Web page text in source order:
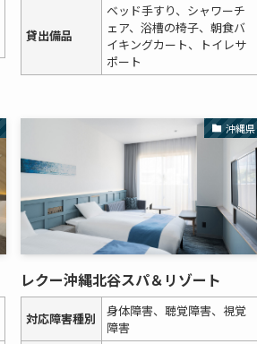
貸出備品
ベッド手すり、シャワーチ
ェア、浴槽の椅子、朝食バ
イキングカート、トイレサ
ポート
沖縄県
レクー沖縄北谷スパ＆リゾート
対応障害種別
身体障害、聴覚障害、視覚
障害